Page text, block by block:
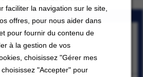
faciliter la navigation sur le site,
offres, pour nous aider dans
pour fournir du contenu de
à la gestion de vos
choisissez "Gérer mes
"Accepter" pour
(m/w/d) District Heating